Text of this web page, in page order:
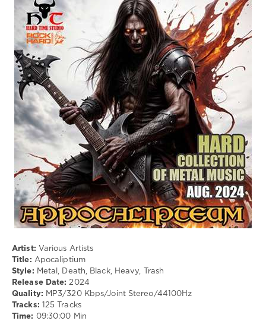
Музыка
drakon-
55
227
0
Metal ,
Death,
Black
Heavy
Trash
Artist: Various Artists
Title: Apocaliptium
Style: Metal, Death, Black, Heavy, Trash
Release Date: 2024
Quality: MP3/320 Kbps/Joint Stereo/44100Hz
Tracks: 125 Tracks
Time: 09:30:00 Min